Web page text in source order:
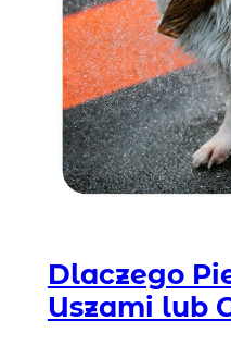
Dlaczego
Uszami lub